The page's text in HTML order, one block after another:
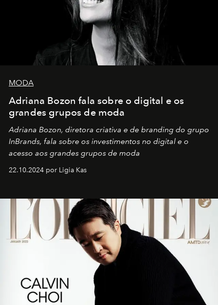
MODA
Adriana Bozon fala sobre o digital e os
grandes grupos de moda
Adriana Bozon, diretora criativa e de branding do grupo
InBrands, fala sobre os investimentos no digital e o
acesso aos grandes grupos de moda
22.10.2024 por Ligia Kas